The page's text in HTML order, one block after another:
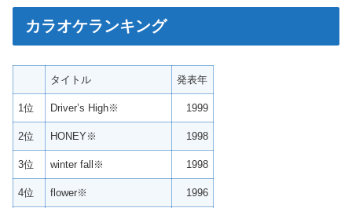
カラオケランキング
タイトル 発表年
1位 Driver’s High※ 1999
2位 HONEY※ 1998
3位 winter fall※ 1998
4位 flower※ 1996